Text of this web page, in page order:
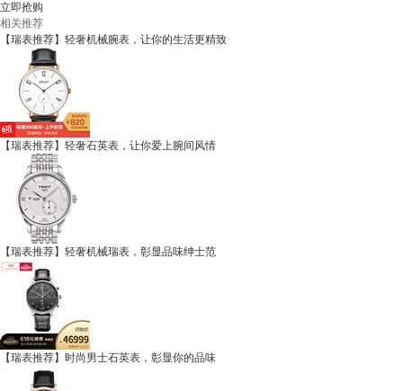
立即抢购
相关推荐
【瑞表推荐】轻奢机械腕表，让你的生活更精致
【瑞表推荐】轻奢石英表，让你爱上腕间风情
【瑞表推荐】轻奢机械瑞表，彰显品味绅士范
【瑞表推荐】时尚男士石英表，彰显你的品味